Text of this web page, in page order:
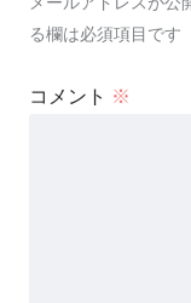
る欄は必須項目です
コメント ※